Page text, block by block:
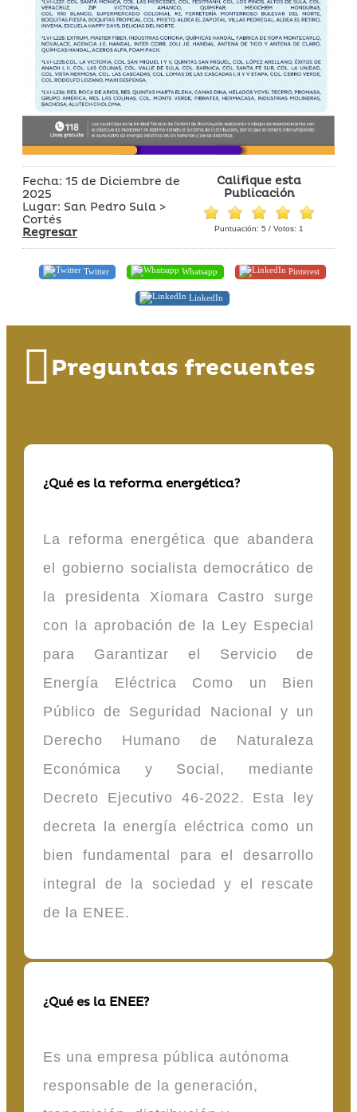
Fecha: 15 de Diciembre de
2025
Lugar: San Pedro Sula >
Cortés
Regresar
Califique esta
Publicación
Puntuación: 5 / Votos: 1
Twitter Whatsapp Pinterest
LinkedIn
Preguntas frecuentes
¿Qué es la reforma energética?
La reforma energética que abandera
el gobierno socialista democrático de
la presidenta Xiomara Castro surge
con la aprobación de la Ley Especial
para Garantizar el Servicio de
Energía Eléctrica Como un Bien
Público de Seguridad Nacional y un
Derecho Humano de Naturaleza
Económica y Social, mediante
Decreto Ejecutivo 46-2022. Esta ley
decreta la energía eléctrica como un
bien fundamental para el desarrollo
integral de la sociedad y el rescate
de la ENEE.
¿Qué es la ENEE?
Es una empresa pública autónoma
responsable de la generación,